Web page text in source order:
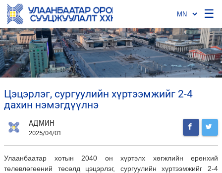
☰
цэцэрлэг, сургуулийн хүртээмжийг 2-4
дахин нэмэгдүүлнэ
АДМИН
2025/04/01
Улаанбаатар хотын 2040 он хүртэлх хөгжлийн ерөнхий
төлөвлөгөөний төсөлд цэцэрлэг, сургуулийн хүртээмжийг 2-4